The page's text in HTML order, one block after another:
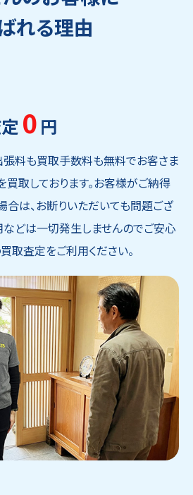
れる理由
0 円
張料も買取手数料も無料でお客さま
取しております。お客様がご納得
合は、お断りいただいても問題ござ
などは一切発生しませんのでご安心
取査定をご利用ください。